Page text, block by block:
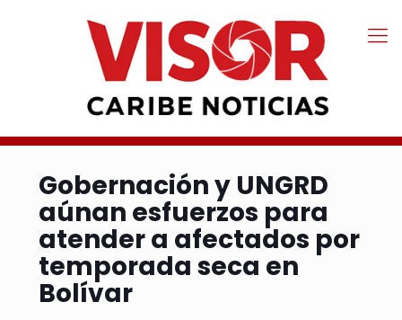
Gobernación y UNGRD
aúnan esfuerzos para
atender a afectados por
temporada seca en
Bolívar